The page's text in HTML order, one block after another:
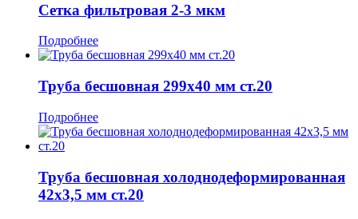
Сетка фильтровая 2-3 мкм
Подробнее
Труба бесшовная 299x40 мм ст.20
Подробнее
Труба бесшовная холоднодеформированная
42x3,5 мм ст.20